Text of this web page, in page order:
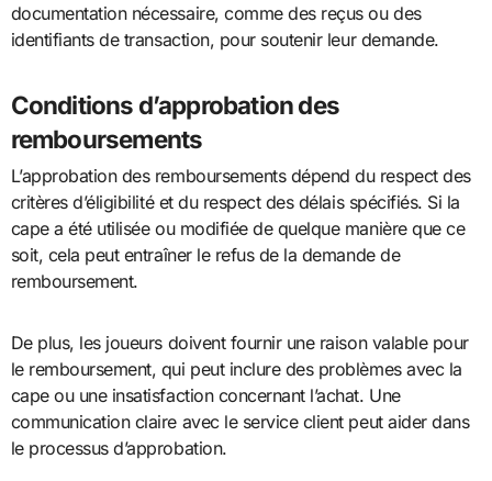
documentation nécessaire, comme des reçus ou des
identifiants de transaction, pour soutenir leur demande.
Conditions d’approbation des
remboursements
L’approbation des remboursements dépend du respect des
critères d’éligibilité et du respect des délais spécifiés. Si la
cape a été utilisée ou modifiée de quelque manière que ce
soit, cela peut entraîner le refus de la demande de
remboursement.
De plus, les joueurs doivent fournir une raison valable pour
le remboursement, qui peut inclure des problèmes avec la
cape ou une insatisfaction concernant l’achat. Une
communication claire avec le service client peut aider dans
le processus d’approbation.